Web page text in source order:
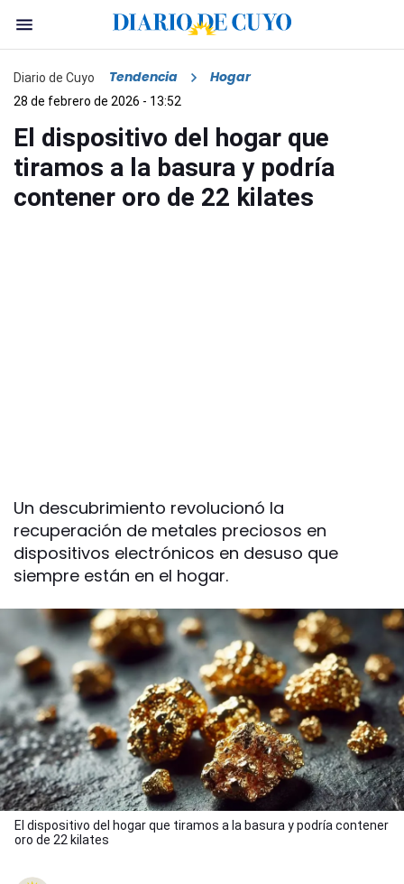
Diario de Cuyo Tendencia Hogar
28 de febrero de 2026 - 13:52
El dispositivo del hogar que
tiramos a la basura y podría
contener oro de 22 kilates
Un descubrimiento revolucionó la
recuperación de metales preciosos en
dispositivos electrónicos en desuso que
siempre están en el hogar.
El dispositivo del hogar que tiramos a la basura y podría contener
oro de 22 kilates